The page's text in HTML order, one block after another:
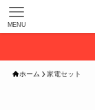
MENU
ホーム 家電セット